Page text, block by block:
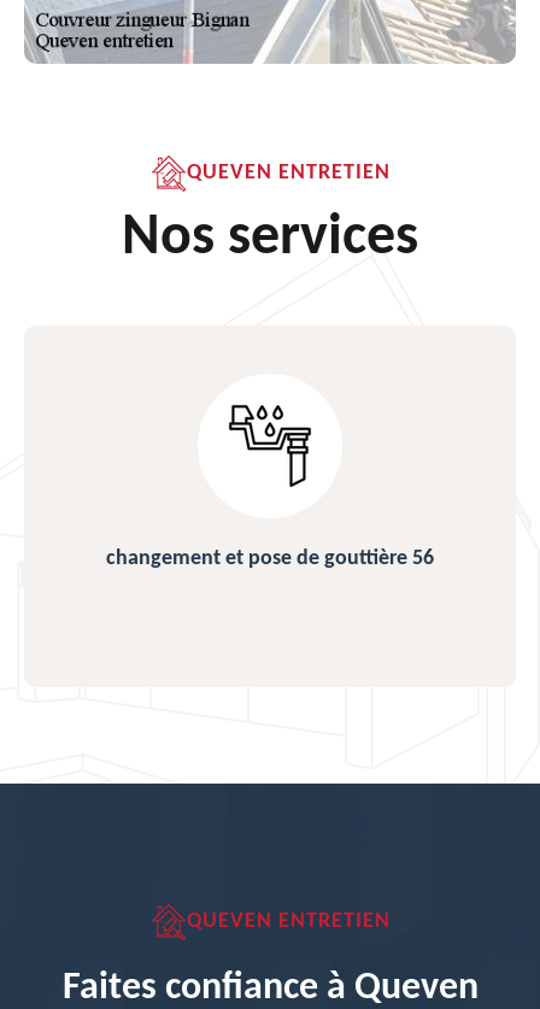
QUEVEN ENTRETIEN
Nos services
changement et pose de gouttière 56
QUEVEN ENTRETIEN
Faites confiance à Queven